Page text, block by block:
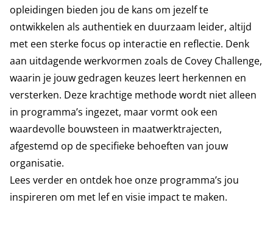
opleidingen bieden jou de kans om jezelf te
ontwikkelen als authentiek en duurzaam leider, altijd
met een sterke focus op interactie en reflectie. Denk
aan uitdagende werkvormen zoals de Covey Challenge,
waarin je jouw gedragen keuzes leert herkennen en
versterken. Deze krachtige methode wordt niet alleen
in programma’s ingezet, maar vormt ook een
waardevolle bouwsteen in maatwerktrajecten,
afgestemd op de specifieke behoeften van jouw
organisatie.
Lees verder en ontdek hoe onze programma’s jou
inspireren om met lef en visie impact te maken.